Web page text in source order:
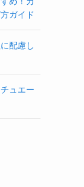
ガイド
配慮し
ュエー